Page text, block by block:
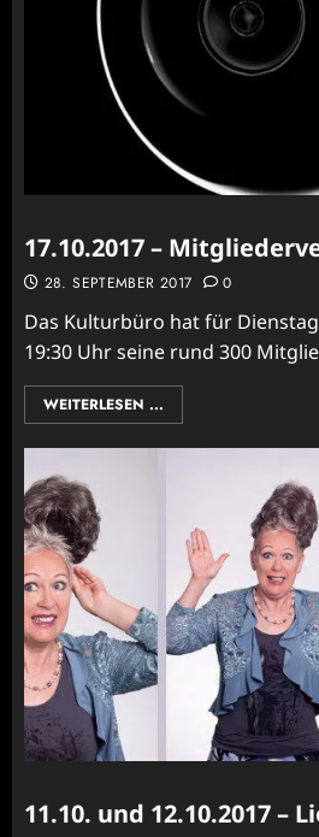
17.10.2017 –
28. SEPTEMBER 2017 0
Das Kulturbüro hat für
19:30 Uhr seine rund 300
WEITERLESEN ...
11.10. und 12.10.2017 –